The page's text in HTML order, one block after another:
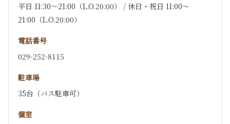
平日 11:30～21:00（L.O.20:00） / 休日・祝日 11:00～
21:00（L.O.20:00）
電話番号
029-252-8115
駐車場
35台（バス駐車可）
個室